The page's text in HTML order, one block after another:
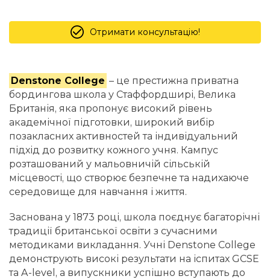
Отримати консультацію!
Denstone College – це престижна приватна
бордингова школа у Стаффордширі, Велика
Британія, яка пропонує високий рівень
академічної підготовки, широкий вибір
позакласних активностей та індивідуальний
підхід до розвитку кожного учня. Кампус
розташований у мальовничій сільській
місцевості, що створює безпечне та надихаюче
середовище для навчання і життя.
Заснована у 1873 році, школа поєднує багаторічні
традиції британської освіти з сучасними
методиками викладання. Учні Denstone College
демонструють високі результати на іспитах GCSE
та A-level, а випускники успішно вступають до